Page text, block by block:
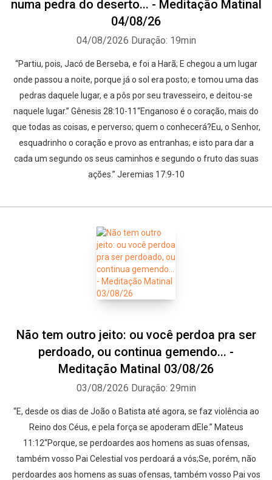
numa pedra do deserto... - Meditação Matinal
04/08/26
04/08/2026 Duração: 19min
“Partiu, pois, Jacó de Berseba, e foi a Harã; E chegou a um lugar
onde passou a noite, porque já o sol era posto; e tomou uma das
pedras daquele lugar, e a pôs por seu travesseiro, e deitou-se
naquele lugar.” Gênesis 28:10-11“Enganoso é o coração, mais do
que todas as coisas, e perverso; quem o conhecerá?Eu, o Senhor,
esquadrinho o coração e provo as entranhas; e isto para dar a
cada um segundo os seus caminhos e segundo o fruto das suas
ações.” Jeremias 17:9-10
Não tem outro jeito: ou você perdoa pra ser
perdoado, ou continua gemendo... -
Meditação Matinal 03/08/26
03/08/2026 Duração: 29min
“E, desde os dias de João o Batista até agora, se faz violência ao
Reino dos Céus, e pela força se apoderam dEle.” Mateus
11:12“Porque, se perdoardes aos homens as suas ofensas,
também vosso Pai Celestial vos perdoará a vós;Se, porém, não
perdoardes aos homens as suas ofensas, também vosso Pai vos